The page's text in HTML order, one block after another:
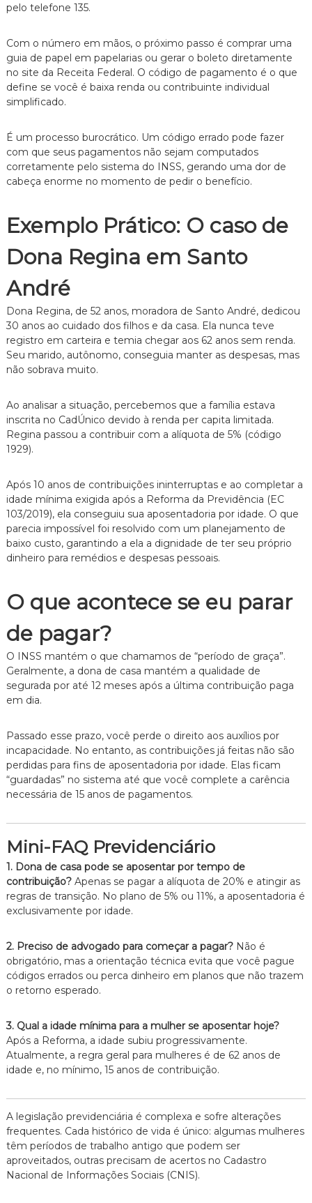
pelo telefone 135.
Com o número em mãos, o próximo passo é comprar uma
guia de papel em papelarias ou gerar o boleto diretamente
no site da Receita Federal. O código de pagamento é o que
define se você é baixa renda ou contribuinte individual
simplificado.
É um processo burocrático. Um código errado pode fazer
com que seus pagamentos não sejam computados
corretamente pelo sistema do INSS, gerando uma dor de
cabeça enorme no momento de pedir o benefício.
Exemplo Prático: O caso de
Dona Regina em Santo
André
Dona Regina, de 52 anos, moradora de Santo André, dedicou
30 anos ao cuidado dos filhos e da casa. Ela nunca teve
registro em carteira e temia chegar aos 62 anos sem renda.
Seu marido, autônomo, conseguia manter as despesas, mas
não sobrava muito.
Ao analisar a situação, percebemos que a família estava
inscrita no CadÚnico devido à renda per capita limitada.
Regina passou a contribuir com a alíquota de 5% (código
1929).
Após 10 anos de contribuições ininterruptas e ao completar a
idade mínima exigida após a Reforma da Previdência (EC
103/2019), ela conseguiu sua aposentadoria por idade. O que
parecia impossível foi resolvido com um planejamento de
baixo custo, garantindo a ela a dignidade de ter seu próprio
dinheiro para remédios e despesas pessoais.
O que acontece se eu parar
de pagar?
O INSS mantém o que chamamos de “período de graça”.
Geralmente, a dona de casa mantém a qualidade de
segurada por até 12 meses após a última contribuição paga
em dia.
Passado esse prazo, você perde o direito aos auxílios por
incapacidade. No entanto, as contribuições já feitas não são
perdidas para fins de aposentadoria por idade. Elas ficam
“guardadas” no sistema até que você complete a carência
necessária de 15 anos de pagamentos.
Mini-FAQ Previdenciário
1. Dona de casa pode se aposentar por tempo de
contribuição?Apenas se pagar a alíquota de 20% e atingir as
regras de transição. No plano de 5% ou 11%, a aposentadoria é
exclusivamente por idade.
2. Preciso de advogado para começar a pagar?Não é
obrigatório, mas a orientação técnica evita que você pague
códigos errados ou perca dinheiro em planos que não trazem
o retorno esperado.
3. Qual a idade mínima para a mulher se aposentar hoje?
Após a Reforma, a idade subiu progressivamente.
Atualmente, a regra geral para mulheres é de 62 anos de
idade e, no mínimo, 15 anos de contribuição.
A legislação previdenciária é complexa e sofre alterações
frequentes. Cada histórico de vida é único: algumas mulheres
têm períodos de trabalho antigo que podem ser
aproveitados, outras precisam de acertos no Cadastro
Nacional de Informações Sociais (CNIS).